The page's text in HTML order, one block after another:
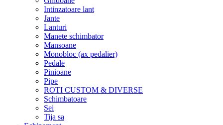
Intinzatoare lant
Jante
Lanturi
Manete schimbator
Mansoane
Monobloc (ax pedalier)
Pedale
Pinioane
Pipe
ROTI CUSTOM & DIVERSE
Schimbatoare
Sei
Tija sa